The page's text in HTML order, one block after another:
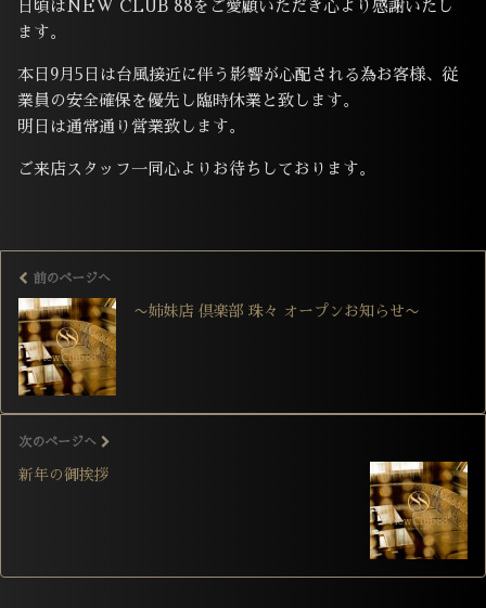
日頃はNEW CLUB 88をご愛顧いただき心より感謝いたし
ます。
本日9月5日は台風接近に伴う影響が心配される為お客様、従
業員の安全確保を優先し臨時休業と致します。
明日は通常通り営業致します。
ご来店スタッフ一同心よりお待ちしております。
前のページへ
〜姉妹店 倶楽部 珠々 オープンお知らせ〜
次のページへ
新年の御挨拶